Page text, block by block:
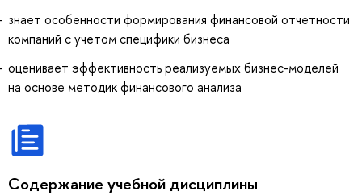
знает особенности формирования финансовой отчетности
компаний с учетом специфики бизнеса
оценивает эффективность реализуемых бизнес-моделей
на основе методик финансового анализа
Содержание учебной дисциплины